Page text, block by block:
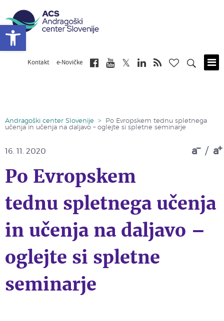
Kontakt e-Novičke
Andragoški center Slovenije >
Po Evropskem tednu spletnega
učenja in učenja na daljavo – oglejte si spletne seminarje
a / a
16. 11. 2020
Po Evropskem
tednu spletnega učenja
in učenja na daljavo –
oglejte si spletne
seminarje
Open toolbar